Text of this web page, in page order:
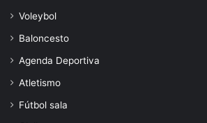
Voleybol
Baloncesto
Agenda Deportiva
Atletismo
Fútbol sala